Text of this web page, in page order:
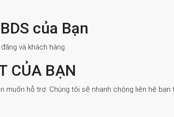
của Bạn
và khách hàng.
CỦA BẠN
muốn hỗ trợ. Chúng tôi sẽ nhanh chóng liên hệ bạn